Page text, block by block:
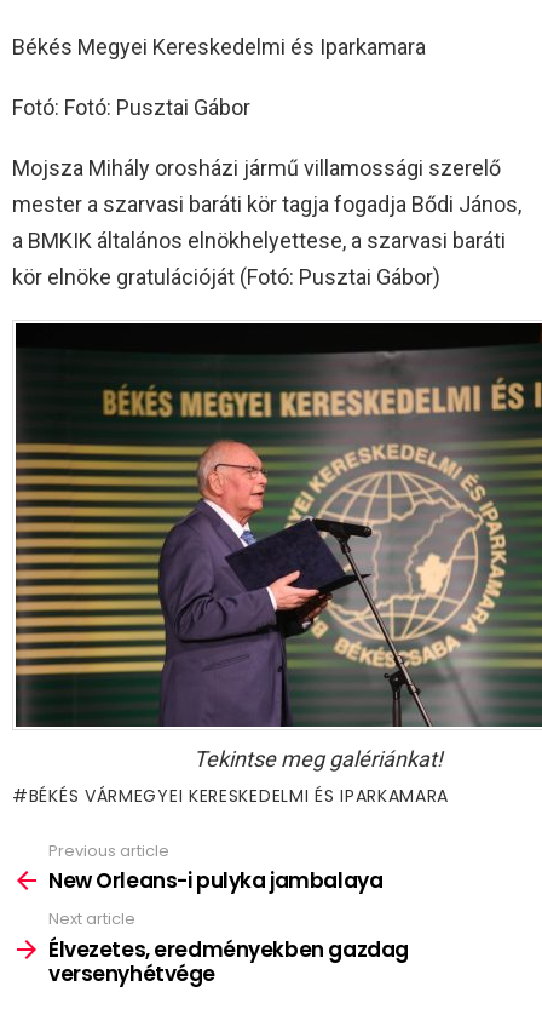
Békés Megyei Kereskedelmi és Iparkamara
Fotó: Fotó: Pusztai Gábor
Mojsza Mihály orosházi jármű villamossági szerelő
mester a szarvasi baráti kör tagja fogadja Bődi János,
a BMKIK általános elnökhelyettese, a szarvasi baráti
kör elnöke gratulációját (Fotó: Pusztai Gábor)
Tekintse meg galériánkat!
BÉKÉS VÁRMEGYEI KERESKEDELMI ÉS IPARKAMARA
more
Previous article
New Orleans-i pulyka jambalaya
Next article
Élvezetes, eredményekben gazdag
versenyhétvége